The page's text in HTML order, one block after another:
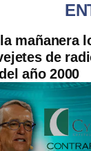
mañanera
de
año 2000